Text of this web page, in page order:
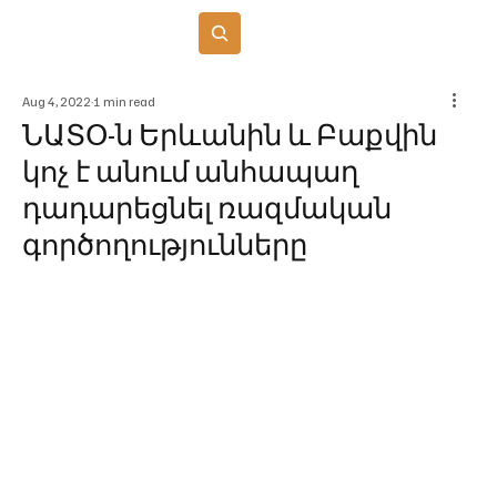
ՆԱՏՕ-ն Երևանին և Բաքվին
կոչ է անում անհապաղ
դադարեցնել ռազմական
գործողությունները
Aug 4, 2022 1 min read